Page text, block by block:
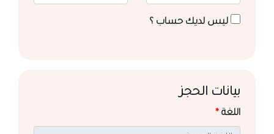
ليس لديك حساب ؟
بيانات الحجز
اللغة *